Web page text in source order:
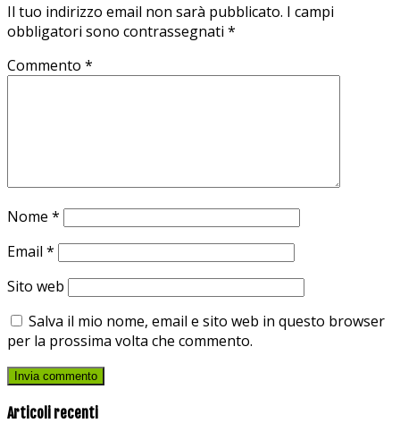
Il tuo indirizzo email non sarà pubblicato. I campi
obbligatori sono contrassegnati *
Commento *
Nome *
Email *
Sito web
Salva il mio nome, email e sito web in questo browser
per la prossima volta che commento.
Articoli recenti